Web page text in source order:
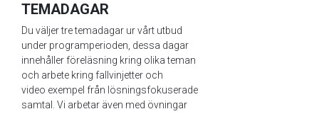
TEMADAGAR
Du väljer tre temadagar ur vårt utbud
under programperioden, dessa dagar
innehåller föreläsning kring olika teman
och arbete kring fallvinjetter och
video exempel från lösningsfokuserade
samtal. Vi arbetar även med övningar